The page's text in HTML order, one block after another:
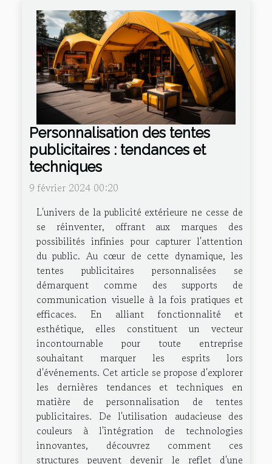
Personnalisation des tentes
publicitaires : tendances et
techniques
9 février 2024 00:20
L'univers de la publicité extérieure ne cesse de
se réinventer, offrant aux marques des
possibilités infinies pour capturer l'attention
du public. Au cœur de cette dynamique, les
tentes publicitaires personnalisées se
démarquent comme des supports de
communication visuelle à la fois pratiques et
efficaces. En alliant fonctionnalité et
esthétique, elles constituent un vecteur
incontournable pour toute entreprise
souhaitant marquer les esprits lors
d'événements. Cet article se propose d'explorer
les dernières tendances et techniques en
matière de personnalisation de tentes
publicitaires. De l'utilisation audacieuse des
couleurs à l'intégration de technologies
innovantes, découvrez comment ces
structures peuvent devenir le reflet d'une